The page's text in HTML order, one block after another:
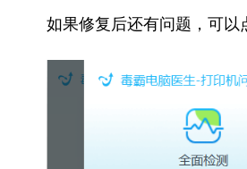
如果修复后还有问题，可以